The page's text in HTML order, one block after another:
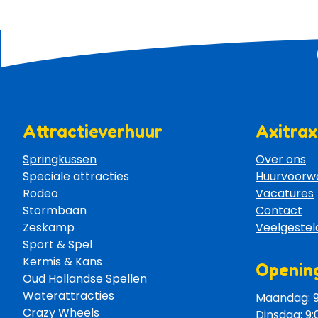
Attractieverhuur
Springkussen
Speciale attracties
Rodeo
Stormbaan
Zeskamp
Sport & Spel
Kermis & Kans
Oud Hollandse Spellen
Waterattracties
Crazy Wheels
Over ons
Vacatures
Contact
Maandag: